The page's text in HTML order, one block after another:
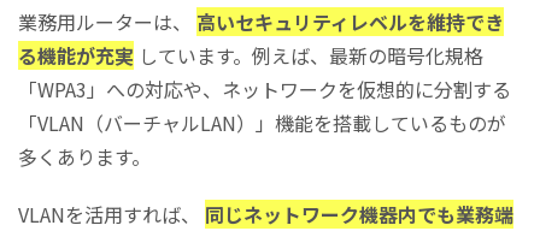
業務用ルーターは、 高いセキュリティレベルを維持でき
る機能が充実 しています。例えば、最新の暗号化規格
「WPA3」への対応や、ネットワークを仮想的に分割する
「VLAN（バーチャルLAN）」機能を搭載しているものが
多くあります。
VLANを活用すれば、 同じネットワーク機器内でも業務端